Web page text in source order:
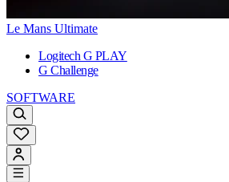
Le Mans Ultimate
Logitech G PLAY
G Challenge
SOFTWARE